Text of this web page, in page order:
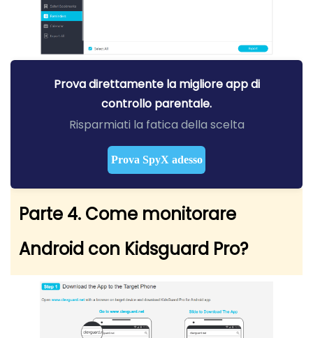
Prova direttamente la migliore app di
controllo parentale.
Risparmiati la fatica della scelta
Prova SpyX adesso
Parte 4. Come monitorare
Android con Kidsguard Pro?